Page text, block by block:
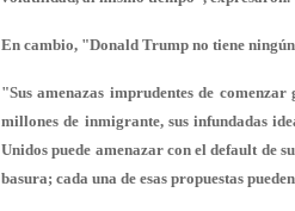
En cambio, "Donald Trump no tiene
"Sus amenazas imprudentes de
millones de inmigrante, sus infundadas
Unidos puede amenazar con el default de
basura; cada una de esas propuestas